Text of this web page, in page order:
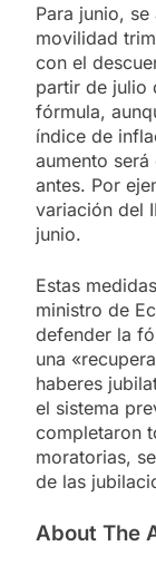
Para junio,
movilidad
con el
partir de julio
fórmula,
índice de
aumento
antes. Por
variación del
junio.
Estas
ministro de
defender la
una
haberes
el sistema
completaron
moratorias,
de las
About The